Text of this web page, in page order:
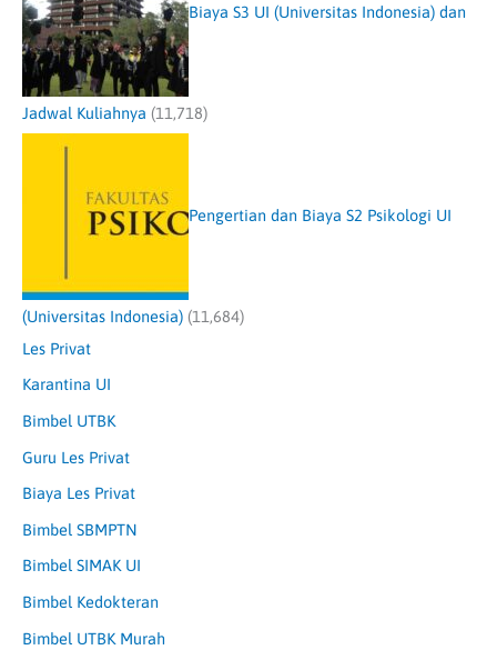
Biaya S3 UI (Universitas Indonesia) dan
Jadwal Kuliahnya (11,718)
Pengertian dan Biaya S2 Psikologi UI
(Universitas Indonesia) (11,684)
Les Privat
Karantina UI
Bimbel UTBK
Guru Les Privat
Biaya Les Privat
Bimbel SBMPTN
Bimbel SIMAK UI
Bimbel Kedokteran
Bimbel UTBK Murah